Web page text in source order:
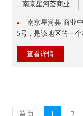
南京星河荟商业
●
南京星河荟 商业
5号，是该地区的一
地面积...
查看详情
首页 1 2